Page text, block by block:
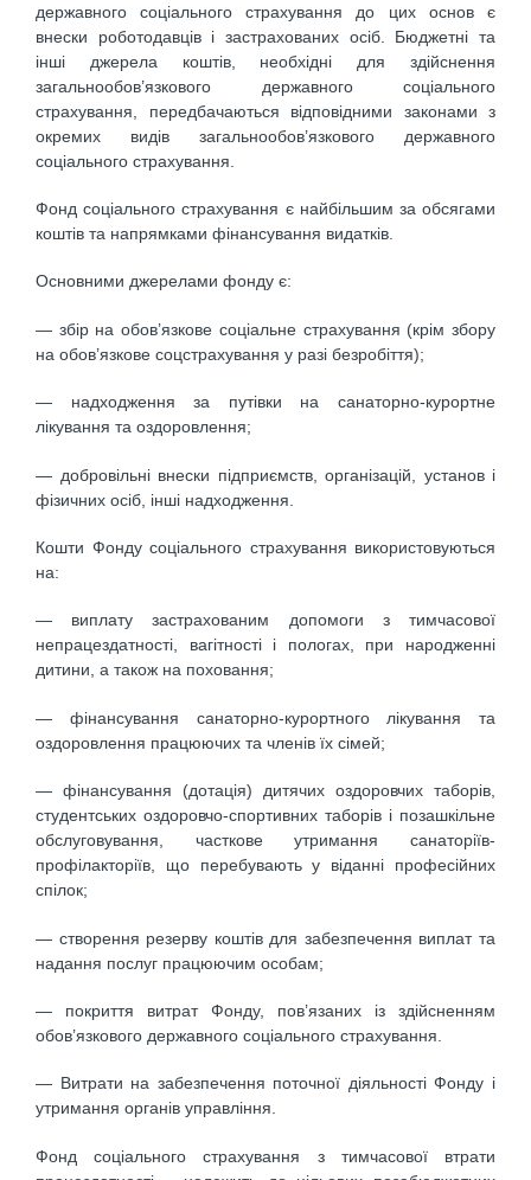
державного соціального страхування до цих основ є
внески роботодавців і застрахованих осіб. Бюджетні та
інші джерела коштів, необхідні для здійснення
загальнообов’язкового державного соціального
страхування, передбачаються відповідними законами з
окремих видів загальнообов’язкового державного
соціального страхування.
Фонд соціального страхування є найбільшим за обсягами
коштів та напрямками фінансування видатків.
Основними джерелами фонду є:
— збір на обов’язкове соціальне страхування (крім збору
на обов’язкове соцстрахування у разі безробіття);
— надходження за путівки на санаторно-курортне
лікування та оздоровлення;
— добровільні внески підприємств, організацій, установ і
фізичних осіб, інші надходження.
Кошти Фонду соціального страхування використовуються
на:
— виплату застрахованим допомоги з тимчасової
непрацездатності, вагітності і пологах, при народженні
дитини, а також на поховання;
— фінансування санаторно-курортного лікування та
оздоровлення працюючих та членів їх сімей;
— фінансування (дотація) дитячих оздоровчих таборів,
студентських оздоровчо-спортивних таборів і позашкільне
обслуговування, часткове утримання санаторіїв-
профілакторіїв, що перебувають у віданні професійних
спілок;
— створення резерву коштів для забезпечення виплат та
надання послуг працюючим особам;
— покриття витрат Фонду, пов’язаних із здійсненням
обов’язкового державного соціального страхування.
— Витрати на забезпечення поточної діяльності Фонду і
утримання органів управління.
Фонд соціального страхування з тимчасової втрати